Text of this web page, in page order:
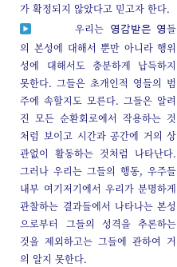
가 확정되지 않았다고 믿고자 한다.
우리는 영감받은 영들
의 본성에 대해서 뿐만 아니라 행위
성에 대해서도 충분하게 납득하지
못한다. 그들은 초개인적 영들의 범
주에 속할지도 모른다. 그들은 알려
진 모든 순환회로에서 작용하는 것
처럼 보이고 시간과 공간에 거의 상
관없이 활동하는 것처럼 나타난다.
그러나 우리는 그들의 행동, 우주들
내부 여기저기에서 우리가 분명하게
관찰하는 결과들에서 나타나는 본성
으로부터 그들의 성격을 추론하는
것을 제외하고는 그들에 관하여 거
의 알지 못한다.